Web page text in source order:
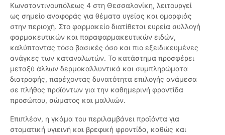
Κωνσταντινουπόλεως 4 στη Θεσσαλονίκη, λειτουργεί
ως σημείο αναφοράς για θέματα υγείας και ομορφιάς
στην περιοχή. Στο φαρμακείο διατίθεται ευρεία συλλογή
φαρμακευτικών και παραφαρμακευτικών ειδών,
καλύπτοντας τόσο βασικές όσο και πιο εξειδικευμένες
ανάγκες των καταναλωτών. Το κατάστημα προσφέρει
μεταξύ άλλων δερμοκαλλυντικά και συμπληρώματα
διατροφής, παρέχοντας δυνατότητα επιλογής ανάμεσα
σε πλήθος προϊόντων για την καθημερινή φροντίδα
προσώπου, σώματος και μαλλιών.
Επιπλέον, η γκάμα του περιλαμβάνει προϊόντα για
στοματική υγιεινή και βρεφική φροντίδα, καθώς και